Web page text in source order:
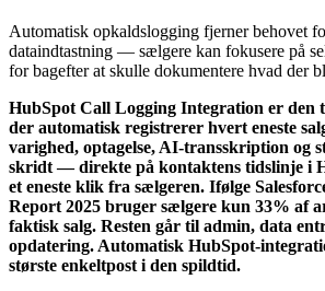
Automatisk opkaldslogging fjerner behovet
dataindtastning — sælgere kan fokusere på
for bagefter at skulle dokumentere hvad der
HubSpot Call Logging Integration er den
der automatisk registrerer hvert eneste
varighed, optagelse, AI-transskription og
skridt — direkte på kontaktens tidslinje i
et eneste klik fra sælgeren. Ifølge
Report 2025 bruger sælgere kun 33% af
faktisk salg. Resten går til admin, data
opdatering. Automatisk HubSpot-
største enkeltpost i den spildtid.